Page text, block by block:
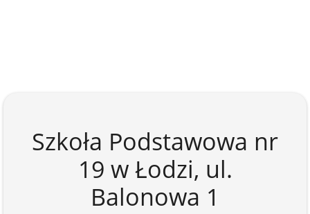
Szkoła Podstawowa nr
19 w Łodzi, ul.
Balonowa 1